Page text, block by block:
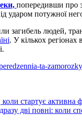
попередивши про
ударом потужної
загибель людей,
. У кількох регіонах
ta-
стартує активна
дві повні: коли